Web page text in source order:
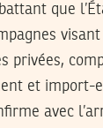
que
visant
privées,
et import-
avec